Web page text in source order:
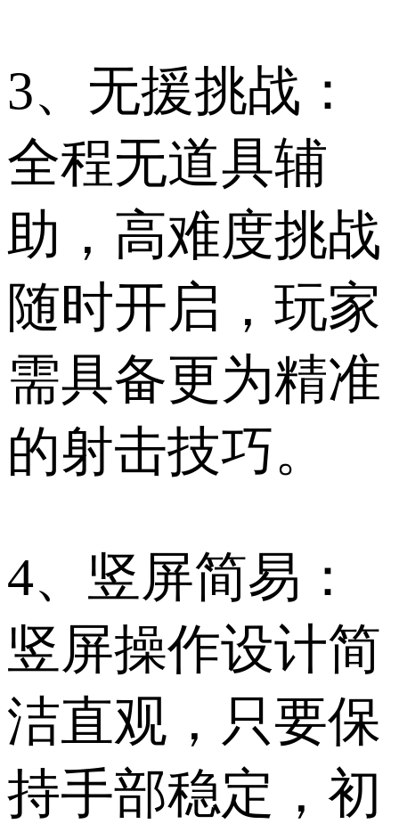
3、无援挑战：
全程无道具辅
助，高难度挑战
随时开启，玩家
需具备更为精准
的射击技巧。
4、竖屏简易：
竖屏操作设计简
洁直观，只要保
持手部稳定，初